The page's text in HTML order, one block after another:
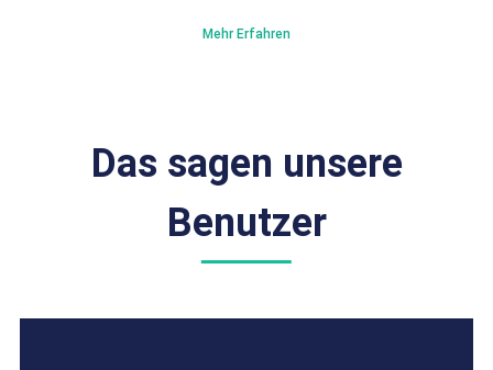
Mehr Erfahren
Das sagen unsere
Benutzer